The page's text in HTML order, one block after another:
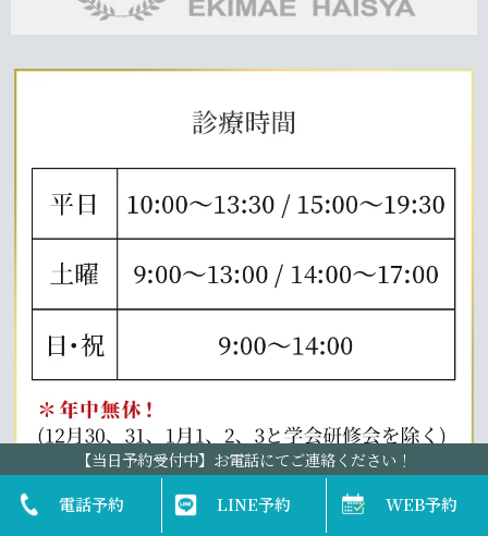
【当日予約受付中】お電話にてご連絡ください！
電話予約
LINE予約 WEB予約